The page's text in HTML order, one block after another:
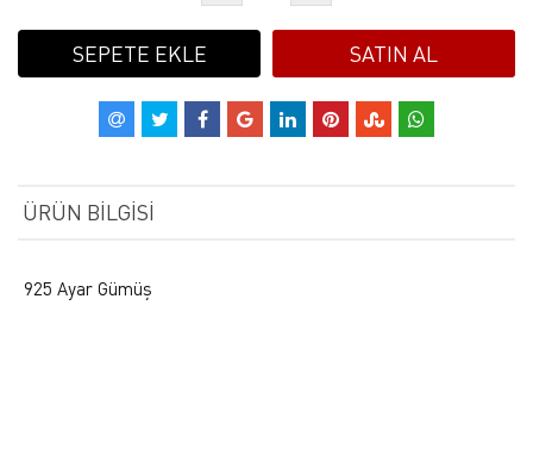
SEPETE EKLE SATIN AL
ÜRÜN BILGISI
925 Ayar Gümüş